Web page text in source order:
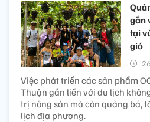
gắn
tại
gió
Việc phát triển các sản phẩm
Thuận gắn liền với du lịch
trị nông sản mà còn quảng bá,
lịch địa phương.